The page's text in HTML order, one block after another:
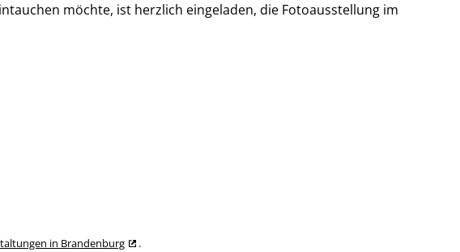
möchte, ist herzlich eingeladen, die Fotoausstellung im
in Brandenburg .